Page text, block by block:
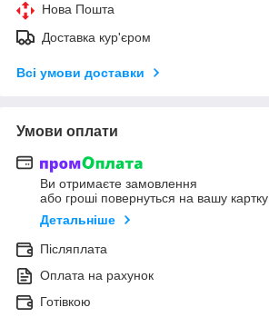
Нова Пошта
Доставка кур'єром
Всі умови доставки
Умови оплати
Ви отримаєте замовлення
або гроші повернуться на вашу картку
Детальніше
Післяплата
Оплата на рахунок
Готівкою